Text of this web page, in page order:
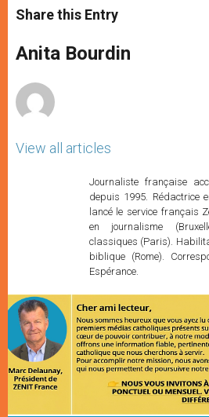
t
s
p
p
s
e
g
e
e
b
o
k
r
Share this Entry
Anita Bourdin
View all articles
Journaliste française
depuis 1995. Rédactrice
lancé le service français
en journalisme
classiques (Paris).
biblique (Rome).
Espérance.